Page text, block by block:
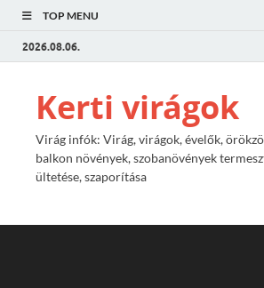
TOP MENU
2026.08.06.
Kerti virágok
Virág infók: Virág, virágok, évelők,
balkon növények, szobanövények
ültetése, szaporítása